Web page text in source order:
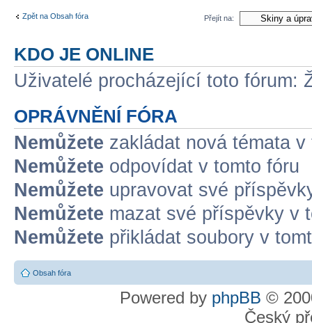
Zpět na Obsah fóra Přejít na:
KDO JE ONLINE
Uživatelé procházející toto fórum:
OPRÁVNĚNÍ FÓRA
Nemůžete zakládat nová témata v
Nemůžete odpovídat v tomto fóru
Nemůžete upravovat své
Nemůžete mazat své příspěvky v
Nemůžete přikládat soubory v
Obsah fóra
Powered by phpBB ©
Český